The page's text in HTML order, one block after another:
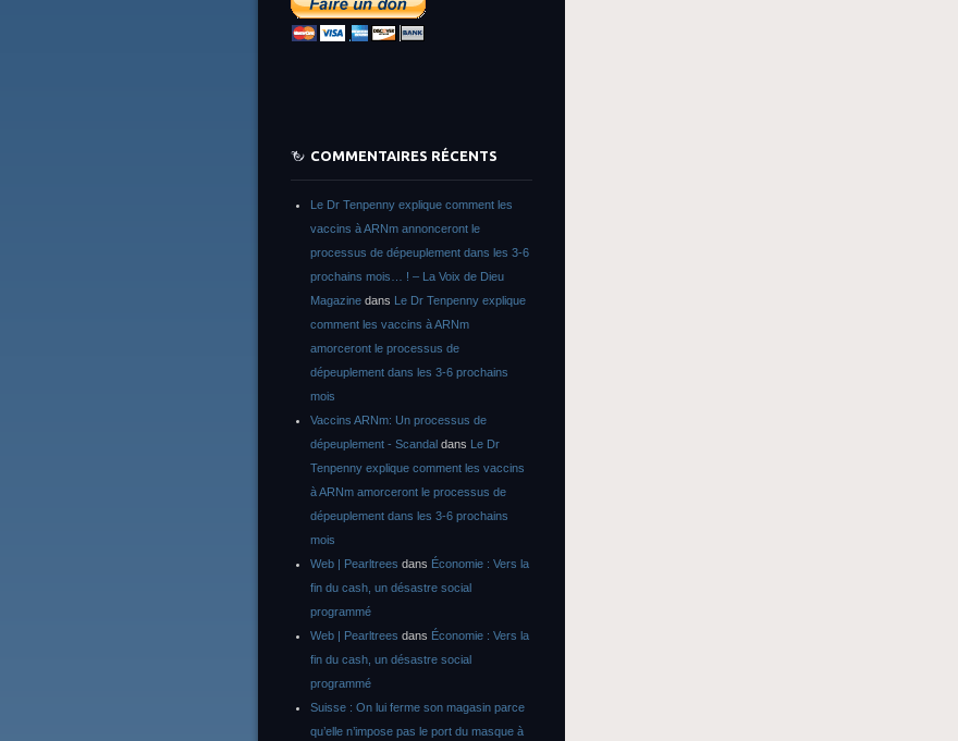
COMMENTAIRES RÉCENTS
Le Dr Tenpenny explique comment les
vaccins à ARNm annonceront le
processus de dépeuplement dans les 3-6
prochains mois… ! – La Voix de Dieu
Magazine dans Le Dr Tenpenny explique
comment les vaccins à ARNm
amorceront le processus de
dépeuplement dans les 3-6 prochains
mois
Vaccins ARNm: Un processus de
dépeuplement - Scandal dans Le Dr
Tenpenny explique comment les vaccins
à ARNm amorceront le processus de
dépeuplement dans les 3-6 prochains
mois
Web | Pearltrees dans Économie : Vers la
fin du cash, un désastre social
programmé
Web | Pearltrees dans Économie : Vers la
fin du cash, un désastre social
programmé
Suisse : On lui ferme son magasin parce
qu’elle n’impose pas le port du masque à